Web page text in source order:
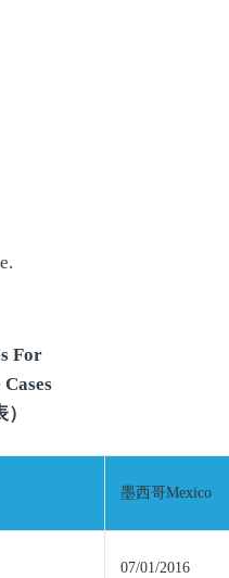
For
墨西哥Mexico
07/01/2016